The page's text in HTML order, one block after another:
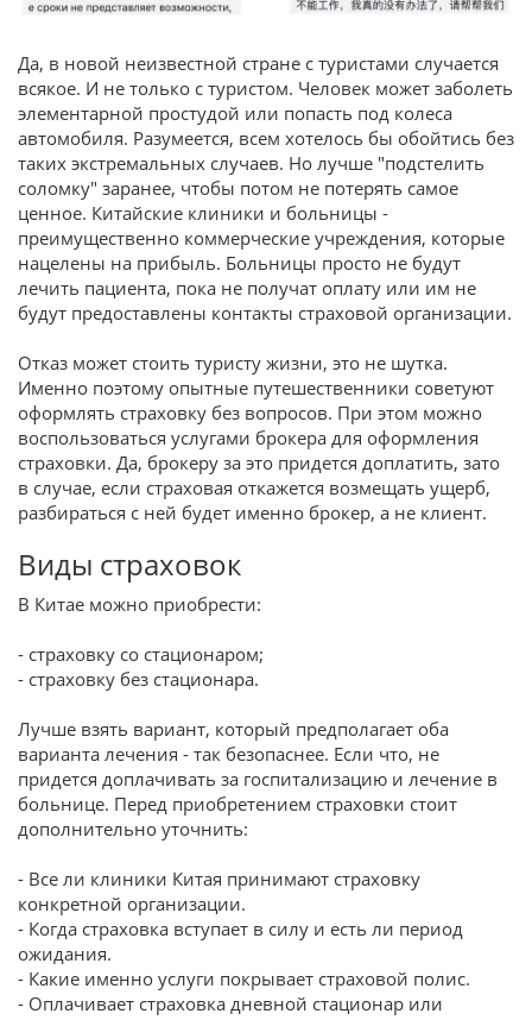
Да, в новой неизвестной стране с туристами случается
всякое. И не только с туристом. Человек может заболеть
элементарной простудой или попасть под колеса
автомобиля. Разумеется, всем хотелось бы обойтись без
таких экстремальных случаев. Но лучше "подстелить
соломку" заранее, чтобы потом не потерять самое
ценное. Китайские клиники и больницы -
преимущественно коммерческие учреждения, которые
нацелены на прибыль. Больницы просто не будут
лечить пациента, пока не получат оплату или им не
будут предоставлены контакты страховой организации.
Отказ может стоить туристу жизни, это не шутка.
Именно поэтому опытные путешественники советуют
оформлять страховку без вопросов. При этом можно
воспользоваться услугами брокера для оформления
страховки. Да, брокеру за это придется доплатить, зато
в случае, если страховая откажется возмещать ущерб,
разбираться с ней будет именно брокер, а не клиент.
Виды страховок
В Китае можно приобрести:
- страховку со стационаром;
- страховку без стационара.
Лучше взять вариант, который предполагает оба
варианта лечения - так безопаснее. Если что, не
придется доплачивать за госпитализацию и лечение в
больнице. Перед приобретением страховки стоит
дополнительно уточнить:
- Все ли клиники Китая принимают страховку
конкретной организации.
- Когда страховка вступает в силу и есть ли период
ожидания.
- Какие именно услуги покрывает страховой полис.
- Оплачивает страховка дневной стационар или